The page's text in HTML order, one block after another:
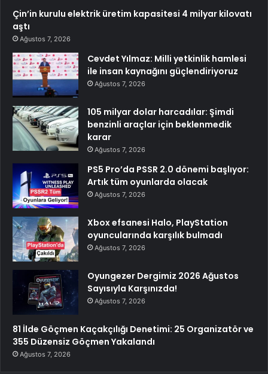
Çin’in kurulu elektrik üretim kapasitesi 4 milyar kilovatı
aştı
Ağustos 7, 2026
Cevdet Yılmaz: Milli yetkinlik hamlesi
ile insan kaynağını güçlendiriyoruz
Ağustos 7, 2026
105 milyar dolar harcadılar: Şimdi
benzinli araçlar için beklenmedik
karar
Ağustos 7, 2026
PS5 Pro’da PSSR 2.0 dönemi başlıyor:
Artık tüm oyunlarda olacak
Ağustos 7, 2026
Xbox efsanesi Halo, PlayStation
oyuncularında karşılık bulmadı
Ağustos 7, 2026
Oyungezer Dergimiz 2026 Ağustos
Sayısıyla Karşınızda!
Ağustos 7, 2026
81 İlde Göçmen Kaçakçılığı Denetimi: 25 Organizatör ve
355 Düzensiz Göçmen Yakalandı
Ağustos 7, 2026